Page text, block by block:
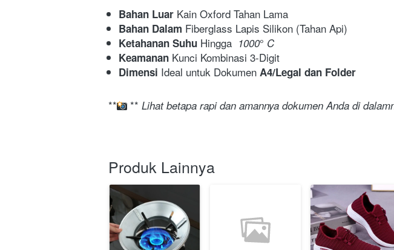
Bahan Luar Kain Oxford Tahan Lama
Bahan Dalam Fiberglass Lapis Silikon (Tahan Api)
Ketahanan Suhu Hingga 1000° C
Keamanan Kunci Kombinasi 3-Digit
Dimensi Ideal untuk Dokumen A4/Legal dan Folder
** ** Lihat betapa rapi dan amannya dokumen Anda di
Produk Lainnya